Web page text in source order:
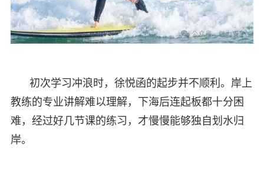
初次学习冲浪时，徐悦函的起步并不顺利。岸上
教练的专业讲解难以理解，下海后连起板都十分困
难，经过好几节课的练习，才慢慢能够独自划水归
岸。